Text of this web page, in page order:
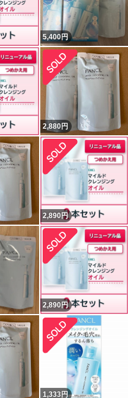
5,400円
2,880円
2,890 円
2,890 円
1,333円